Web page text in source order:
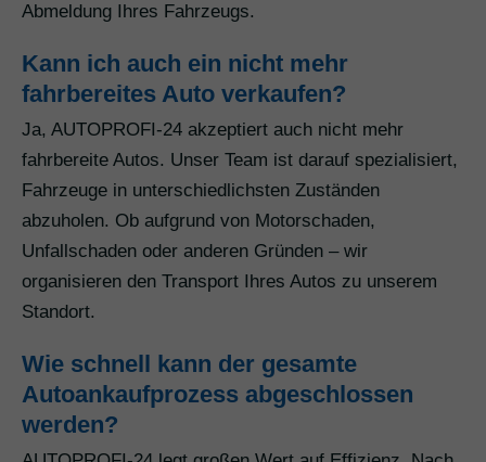
Abmeldung Ihres Fahrzeugs.
Kann ich auch ein nicht mehr
fahrbereites Auto verkaufen?
Ja, AUTOPROFI-24 akzeptiert auch nicht mehr
fahrbereite Autos. Unser Team ist darauf spezialisiert,
Fahrzeuge in unterschiedlichsten Zuständen
abzuholen. Ob aufgrund von Motorschaden,
Unfallschaden oder anderen Gründen – wir
organisieren den Transport Ihres Autos zu unserem
Standort.
Wie schnell kann der gesamte
Autoankaufprozess abgeschlossen
werden?